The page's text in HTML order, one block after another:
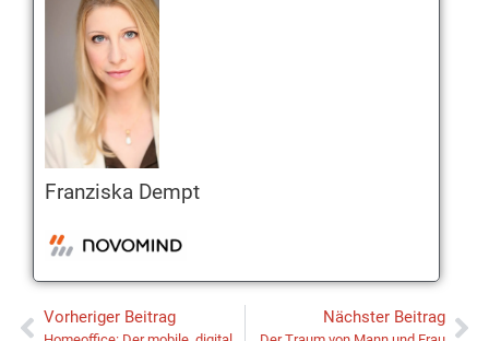
Franziska Dempt
Vorheriger Beitrag Nächster Beitrag